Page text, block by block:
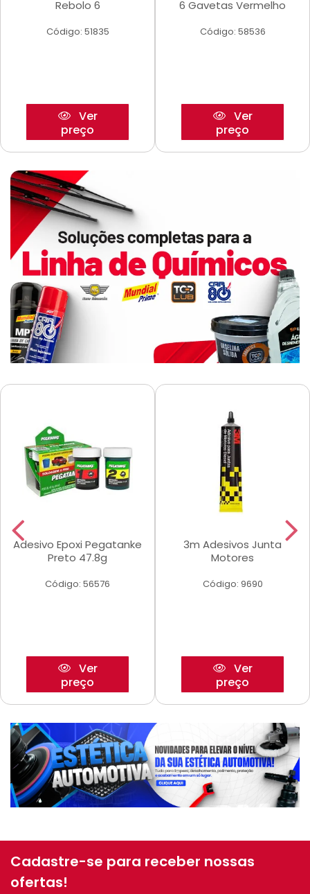
Rebolo 6
Código: 51835
Ver
preço
6 Gavetas Vermelho
Código: 58536
Ver
preço
Adesivo Epoxi Pegatanke
Preto 47.8g
Código: 56576
Ver
preço
3m Adesivos Junta
Motores
Código: 9690
Ver
preço
Cadastre-se para receber nossas
ofertas!